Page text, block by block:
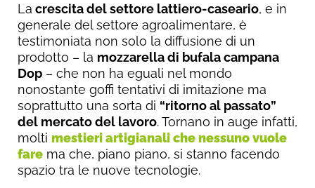
La crescita del settore lattiero-caseario, e in
generale del settore agroalimentare, è
testimoniata non solo la diffusione di un
prodotto – la mozzarella di bufala campana
Dop – che non ha eguali nel mondo
nonostante goffi tentativi di imitazione ma
soprattutto una sorta di “ritorno al passato”
del mercato del lavoro. Tornano in auge infatti,
molti mestieri artigianali che nessuno vuole
fare ma che, piano piano, si stanno facendo
spazio tra le nuove tecnologie.